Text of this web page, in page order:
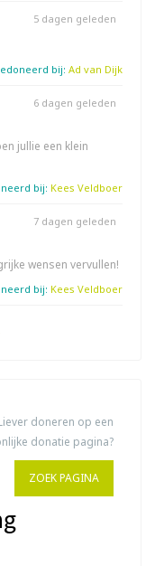
5 dagen geleden
bij: Ad van Dijk
jullie een klein
6 dagen geleden
bij: Kees Veldboer
wensen vervullen!
7 dagen geleden
bij: Kees Veldboer
doneren op een
donatie pagina?
ZOEK PAGINA